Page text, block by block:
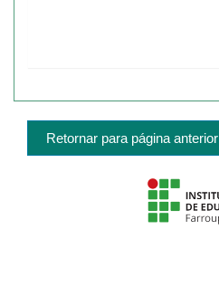
Retornar para página anterior